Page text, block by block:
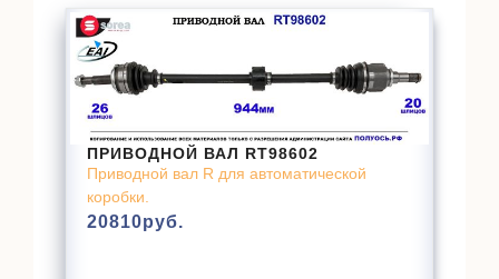
ПРИВОДНОЙ ВАЛ RT98602
Приводной вал R для автоматической
коробки.
20810руб.